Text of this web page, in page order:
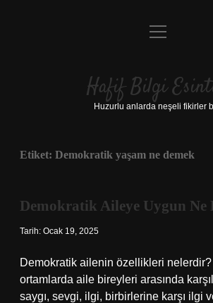
Anasayfa
Yasal Uyarı
menüyü
Hafif Bilgi
Huzurlu anlarda neşeli fikirler
Etiket: Demokratik yaşam ne demek
Demokratik Aileye Uygun Ne
Tarih: Ocak 19, 2025
Demokratik ailenin özellikleri
ortamlarda aile bireyleri arasında
saygı, sevgi, ilgi, birbirlerine karşı ilgi